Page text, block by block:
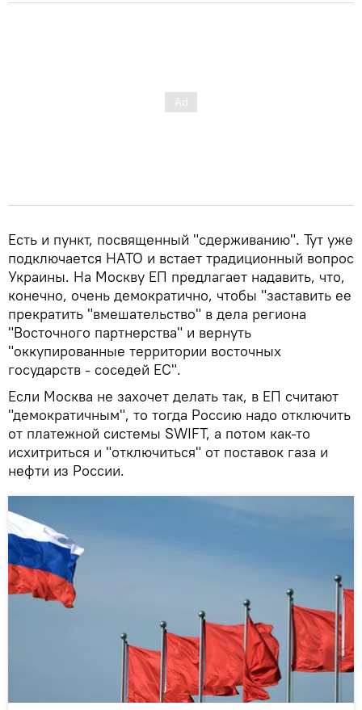
Есть и пункт, посвященный "сдерживанию". Тут уже
подключается НАТО и встает традиционный вопрос
Украины. На Москву ЕП предлагает надавить, что,
конечно, очень демократично, чтобы "заставить ее
прекратить "вмешательство" в дела региона
"Восточного партнерства" и вернуть
"оккупированные территории восточных
государств - соседей ЕС".
Если Москва не захочет делать так, в ЕП считают
"демократичным", то тогда Россию надо отключить
от платежной системы SWIFT, а потом как-то
исхитриться и "отключиться" от поставок газа и
нефти из России.